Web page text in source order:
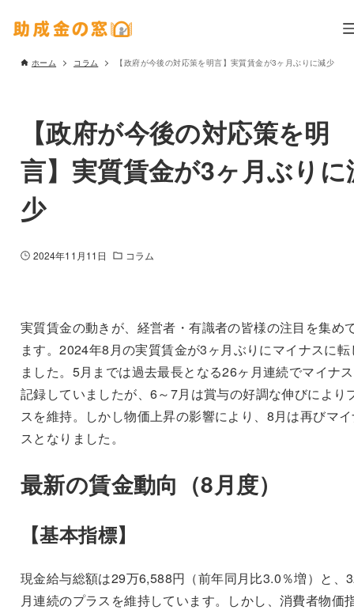
ホーム コラム 【政府が今後の対応策を明言】実質賃金が3ヶ月ぶりに減少
【政府が今後の対応策を明
言】実質賃金が3ヶ月ぶりに
少
2024年11月11日 コラム
実質賃金の動きが、経営者・有識者の皆様の注目を集め
ます。2024年8月の実質賃金が3ヶ月ぶりにマイナスに転
ました。5月までは過去最長となる26ヶ月連続でマイナ
記録していましたが、6～7月は賞与の好調な伸びにより
スを維持。しかし物価上昇の影響により、8月は再びマ
スとなりました。
最新の賃金動向（8月度）
【基本指標】
現金給与総額は29万6,588円（前年同月比3.0％増）と、
月連続のプラスを維持しています。しかし、消費者物価